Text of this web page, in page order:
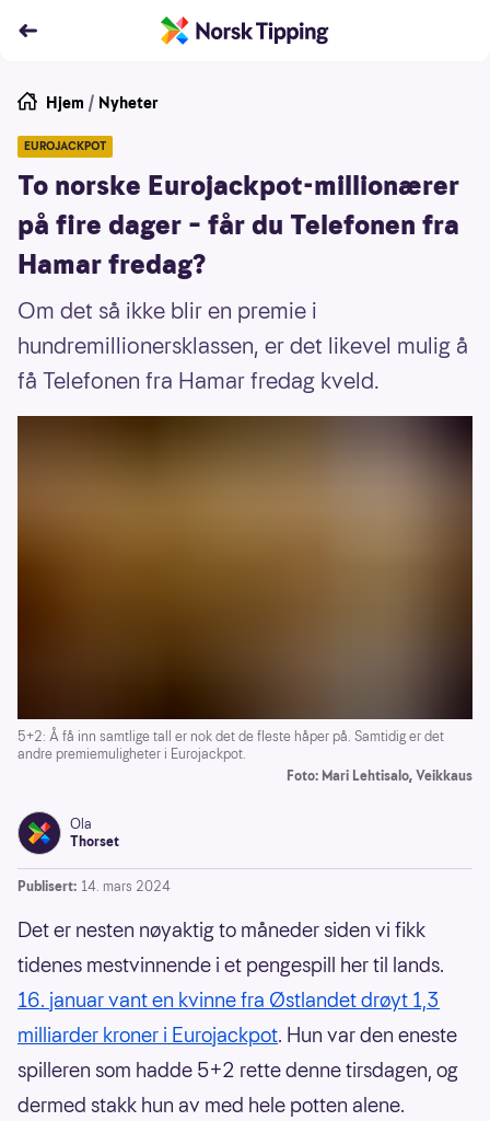
Hjem / Nyheter
EUROJACKPOT
To norske Eurojackpot-millionærer
på fire dager – får du Telefonen fra
Hamar fredag?
Om det så ikke blir en premie i
hundremillionersklassen, er det likevel mulig å
få Telefonen fra Hamar fredag kveld.
5+2: Å få inn samtlige tall er nok det de fleste håper på. Samtidig er det
andre premiemuligheter i Eurojackpot.
Foto: Mari Lehtisalo, Veikkaus
Ola
Thorset
Publisert: 14. mars 2024
Det er nesten nøyaktig to måneder siden vi fikk
tidenes mestvinnende i et pengespill her til lands.
16. januar vant en kvinne fra Østlandet drøyt 1,3
milliarder kroner i Eurojackpot. Hun var den eneste
spilleren som hadde 5+2 rette denne tirsdagen, og
dermed stakk hun av med hele potten alene.